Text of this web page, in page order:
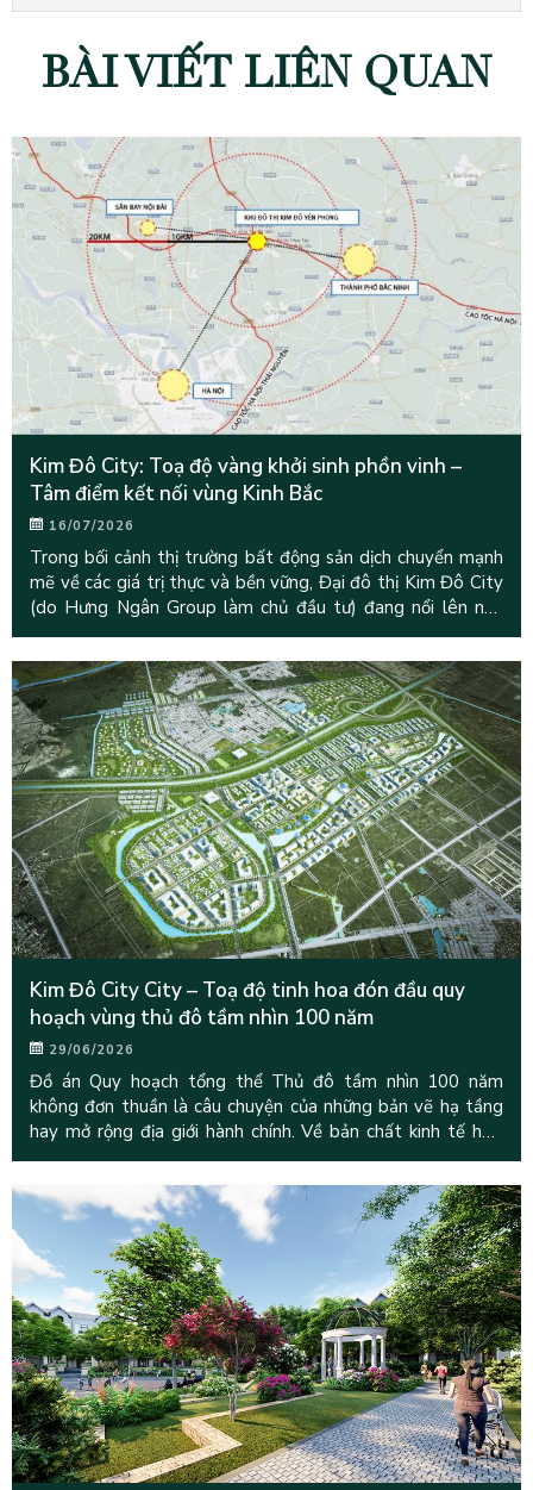
BÀI VIẾT LIÊN QUAN
Kim Đô City: Toạ độ vàng khởi sinh phồn vinh –
Tâm điểm kết nối vùng Kinh Bắc
16/07/2026
Trong bối cảnh thị trường bất động sản dịch chuyển mạnh
mẽ về các giá trị thực và bền vững, Đại đô thị Kim Đô City
(do Hưng Ngân Group làm chủ đầu tư) đang nổi lên như
một biểu
Kim Đô City City – Toạ độ tinh hoa đón đầu quy
hoạch vùng thủ đô tầm nhìn 100 năm
29/06/2026
Đồ án Quy hoạch tổng thể Thủ đô tầm nhìn 100 năm
không đơn thuần là câu chuyện của những bản vẽ hạ tầng
hay mở rộng địa giới hành chính. Về bản chất kinh tế học,
đây là một